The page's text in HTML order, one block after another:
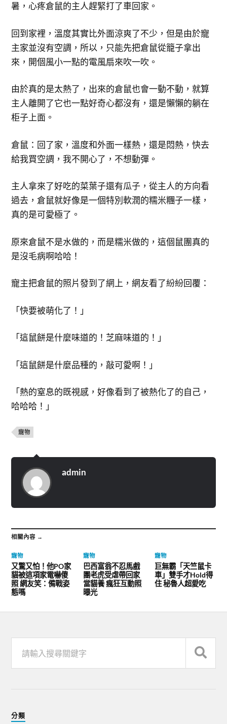
暑，心疼倉鼠的主人趕緊打了車回家。
回到家裡，溫度其實比外面涼爽了不少，但是由於寵
主家並沒有空調，所以，只能先把倉鼠從籠子拿出
來，開個風小一點的電風扇來吹一吹。
由於真的是太熱了，出來的倉鼠也會一動不動，就算
主人離開了它也一點好奇心都沒有，還是懶懶的躺在
柜子上面。
倉鼠：回了家，溫度和外面一樣熱，還是悶熱，快去
給我買空調，我不開心了，不想動彈。
主人拿來了好吃的菜葉子還有瓜子，從主人的方向看
過去，倉鼠就好像是一個特別軟潤的糯米糰子一樣，
真的是可愛極了。
原來倉鼠不是水做的，而是糯米做的，這個鼠團真的
是沒毛病啊哈哈！
寵主把倉鼠的照片發到了網上，網友看了紛紛回覆：
「快要被萌化了！」
「這鼠餅是什麼味道的！芝麻味道的！」
「這鼠餅是什麼品種的，敲可愛啊！」
「熱的窒息的既視感，好像看到了被熱化了的自己，
哈哈哈！」
寵物
admin
相關內容 →
寵物
又驚又怕！他PO家
貓被這項家電嚇傻
照 網友笑：備戰姿
態嗎
寵物
巴西富翁不忍馬戲
團老虎受虐帶回家
當貓養 瘋狂互動照
曝光
寵物
巨無霸「天竺鼠卡
車」雙手才Hold得
住 秘魯人超愛吃
分類